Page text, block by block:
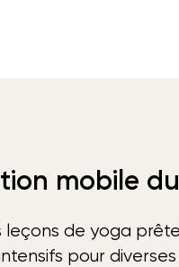
mobile
de yoga
pour